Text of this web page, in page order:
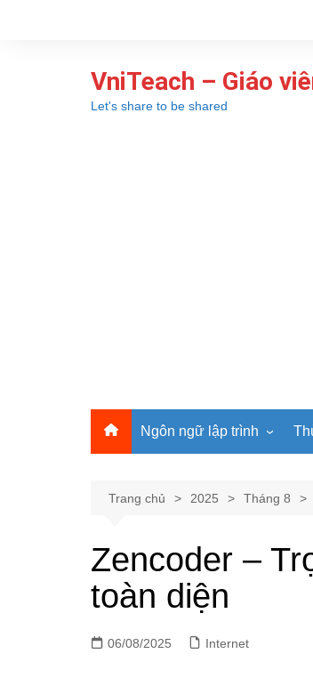
VniTeach – Giáo
Let's share to be shared
Ngôn ngữ lập trình
Lập trình C
Lập trình C++
Lập trình Scratch
Lập trình Microbit
Lập trình Web
Trang chủ 2025 Tháng 8
Zencoder –
toàn diện
06/08/2025 Internet